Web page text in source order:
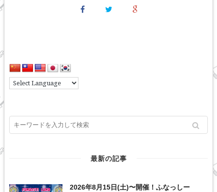
最新の記事
2026年8月15日(土)〜開催！ふなっしー